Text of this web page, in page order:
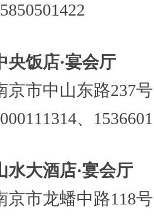
央饭店·宴会厅
京市中山东路237号
、
水大酒店·宴会厅
京市龙蟠中路118号